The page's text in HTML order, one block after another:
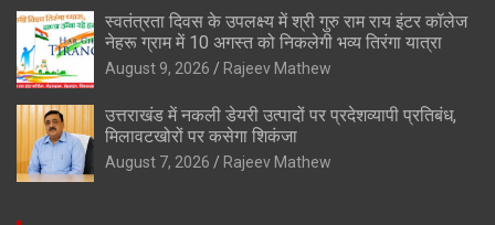
स्वतंत्रता दिवस के उपलक्ष्य में श्री गुरु राम राय इंटर कॉलेज
नेहरू ग्राम में 10 अगस्त को निकलेगी भव्य तिरंगा यात्रा
August 9, 2026 Rajeev Mathew
उत्तराखंड में नकली डेयरी उत्पादों पर प्रदेशव्यापी प्रतिबंध,
मिलावटखोरों पर कसेगा शिकंजा
August 7, 2026 Rajeev Mathew